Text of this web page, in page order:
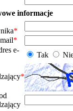
informacje
*
*
e-
Tak
*